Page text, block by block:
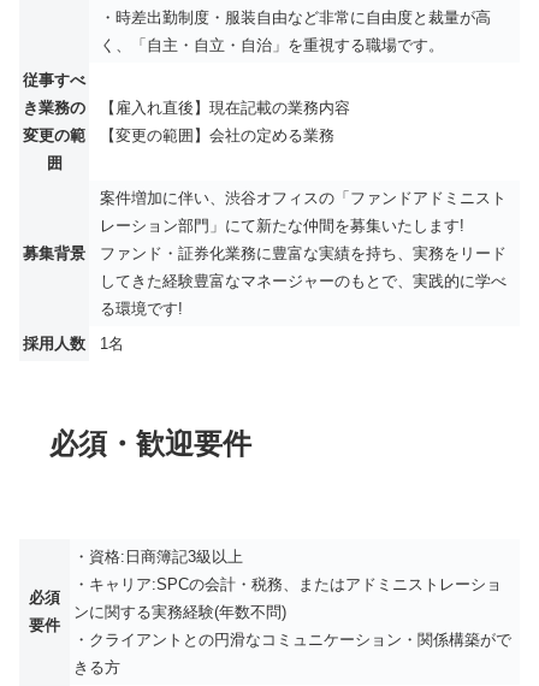
・時差出勤制度・服装自由など非常に自由度と裁量が高
く、「自主・自立・自治」を重視する職場です。
従事すべ
き業務の
変更の範
囲
【雇入れ直後】現在記載の業務内容
【変更の範囲】会社の定める業務
募集背景
案件増加に伴い、渋谷オフィスの「ファンドアドミニスト
レーション部門」にて新たな仲間を募集いたします!
ファンド・証券化業務に豊富な実績を持ち、実務をリード
してきた経験豊富なマネージャーのもとで、実践的に学べ
る環境です!
採用人数
1名
必須・歓迎要件
必須
要件
・資格:日商簿記3級以上
・キャリア:SPCの会計・税務、またはアドミニストレーショ
ンに関する実務経験(年数不問)
・クライアントとの円滑なコミュニケーション・関係構築がで
きる方